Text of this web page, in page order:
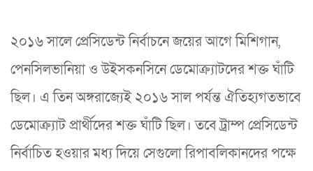
২০১৬ সালে প্রেসিডেন্ট নির্বাচনে জয়ের আগে মিশিগান,
পেনসিলভানিয়া ও উইসকনসিনে ডেমোক্র্যাটদের শক্ত ঘাঁটি
ছিল। এ তিন অঙ্গরাজ্যেই ২০১৬ সাল পর্যন্ত ঐতিহ্যগতভাবে
ডেমোক্র্যাট প্রার্থীদের শক্ত ঘাঁটি ছিল। তবে ট্রাম্প প্রেসিডেন্ট
নির্বাচিত হওয়ার মধ্য দিয়ে সেগুলো রিপাবলিকানদের পক্ষে